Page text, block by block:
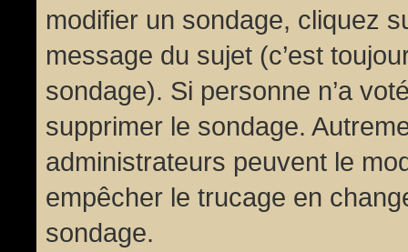
modifier un sondage, cliquez
message du sujet (c’est
sondage). Si personne n’a
supprimer le sondage.
administrateurs peuvent le
empêcher le trucage en
sondage.